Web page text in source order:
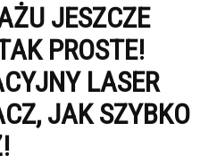
JESZCZE
PROSTE!
LASER
JAK SZYBKO